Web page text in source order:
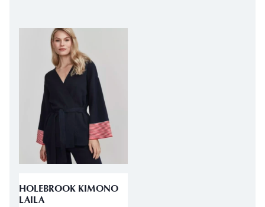
HOLEBROOK KIMONO
LAILA